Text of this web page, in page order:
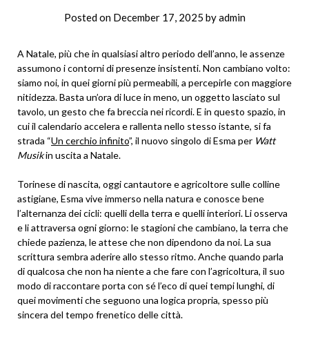
Posted on December 17, 2025 byadmin
A Natale, più che in qualsiasi altro periodo dell’anno, le assenze
assumono i contorni di presenze insistenti. Non cambiano volto:
siamo noi, in quei giorni più permeabili, a percepirle con maggiore
nitidezza. Basta un’ora di luce in meno, un oggetto lasciato sul
tavolo, un gesto che fa breccia nei ricordi. E in questo spazio, in
cui il calendario accelera e rallenta nello stesso istante, si fa
strada “Un cerchio infinito”, il nuovo singolo di Esma per Watt
Musikin uscita a Natale.
Torinese di nascita, oggi cantautore e agricoltore sulle colline
astigiane, Esma vive immerso nella natura e conosce bene
l’alternanza dei cicli: quelli della terra e quelli interiori. Li osserva
e li attraversa ogni giorno: le stagioni che cambiano, la terra che
chiede pazienza, le attese che non dipendono da noi. La sua
scrittura sembra aderire allo stesso ritmo. Anche quando parla
di qualcosa che non ha niente a che fare con l’agricoltura, il suo
modo di raccontare porta con sé l’eco di quei tempi lunghi, di
quei movimenti che seguono una logica propria, spesso più
sincera del tempo frenetico delle città.